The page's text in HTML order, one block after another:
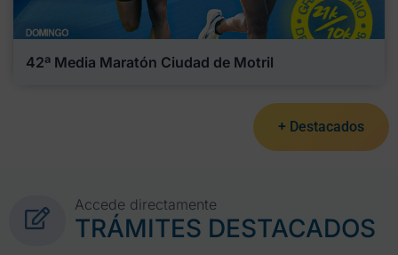
42ª Media Maratón Ciudad de Motril
+ Destacados
Accede directamente
TRÁMITES DESTACADOS